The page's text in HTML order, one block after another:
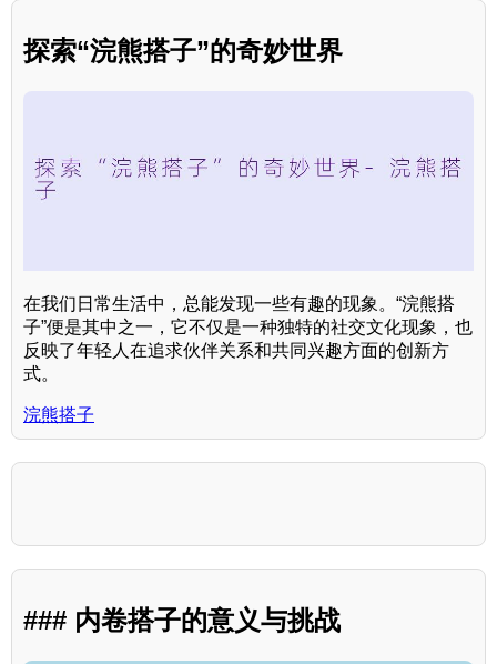
探索“浣熊搭子”的奇妙世界
在我们日常生活中，总能发现一些有趣的现象。“浣熊搭
子”便是其中之一，它不仅是一种独特的社交文化现象，也
反映了年轻人在追求伙伴关系和共同兴趣方面的创新方
式。
浣熊搭子
### 内卷搭子的意义与挑战